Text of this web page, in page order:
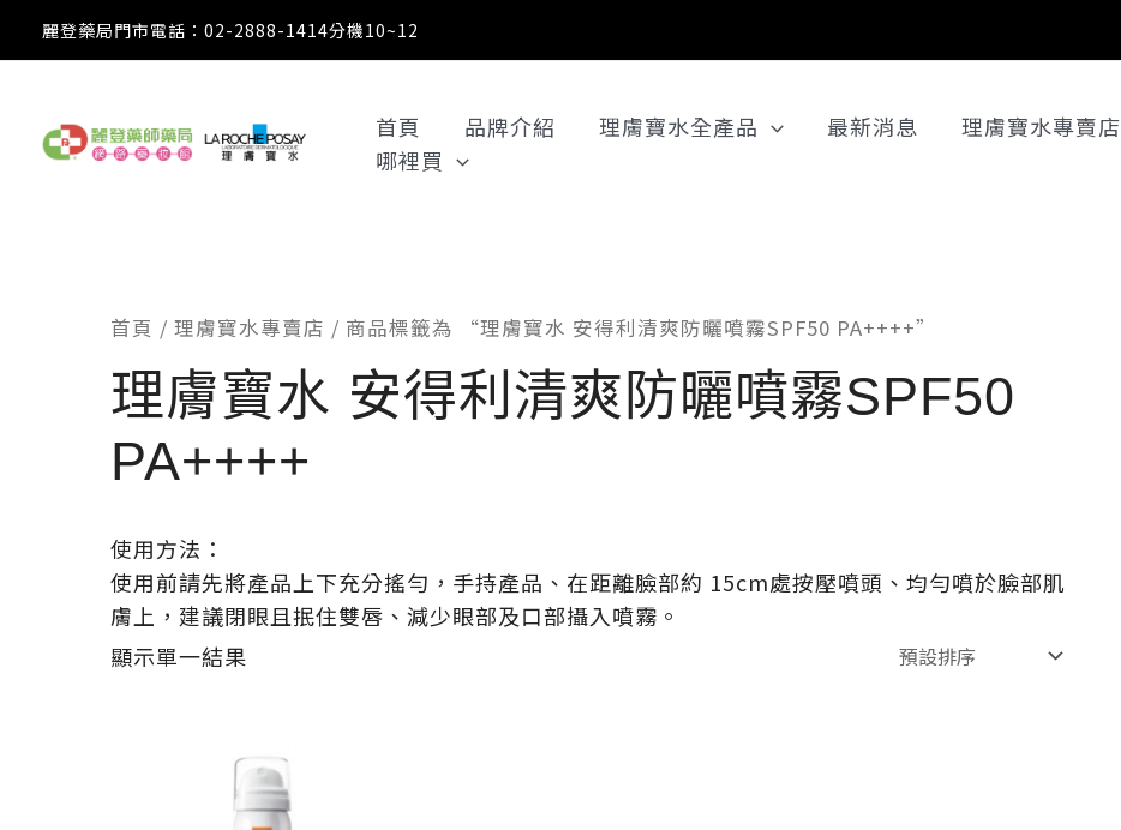
麗登藥局門市電話：02-2888-1414分機10~12
首頁 品牌介紹 理膚寶水全產品 最新消息 理膚寶水專賣店
哪裡買
首頁 / 理膚寶水專賣店 / 商品標籤為 “理膚寶水 安得利清爽防曬噴霧SPF50 PA++++”
理膚寶水 安得利清爽防曬噴霧SPF50
PA++++
使用方法：
使用前請先將產品上下充分搖勻，手持產品、在距離臉部約 15cm處按壓噴頭、均勻噴於臉部肌
膚上，建議閉眼且抿住雙唇、減少眼部及口部攝入噴霧。
顯示單一結果
始
價